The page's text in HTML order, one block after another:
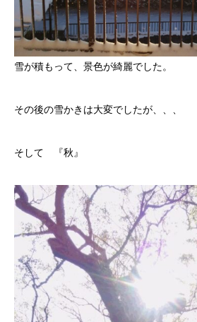
雪が積もって、景色が綺麗でした。
その後の雪かきは大変でしたが、、、
そして 『秋』